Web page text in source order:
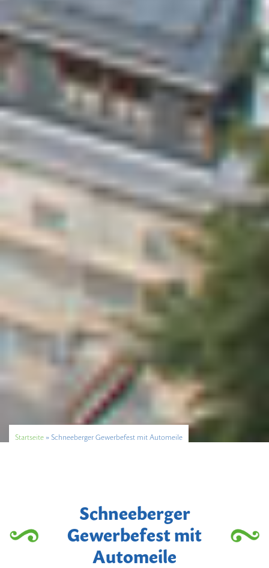
Startseite » Schneeberger Gewerbefest mit Automeile
Schneeberger
Gewerbefest mit
Automeile